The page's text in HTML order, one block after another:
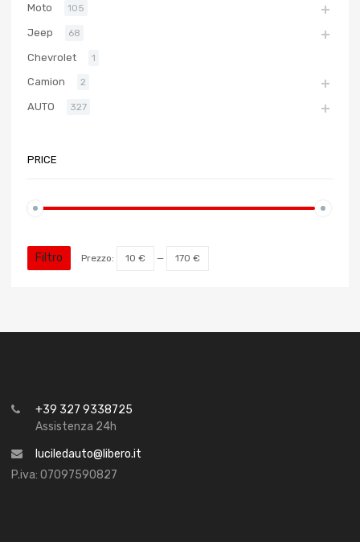
Moto 105
Jeep 68
Chevrolet 1
Camion 2
AUTO 327
PRICE
Filtro Prezzo: 10 € — 170 €
+39 327 9338725
Assistenza 24h
luciledauto@libero.it
P.iva: 07097590827